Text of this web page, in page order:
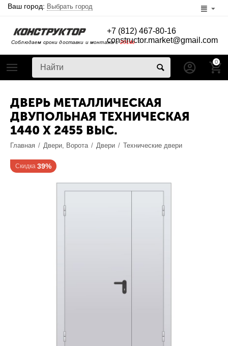
Ваш город: Выбрать город
Соблюдаем сроки доставки и монтажа с2014г
+7 (812) 467-80-16
constructor.market@gmail.com
0
ДВЕРЬ МЕТАЛЛИЧЕСКАЯ
ДВУПОЛЬНАЯ ТЕХНИЧЕСКАЯ
1440 X 2455 ВЫС.
Главная / Двери, Ворота / Двери / Технические двери
Скидка 39%